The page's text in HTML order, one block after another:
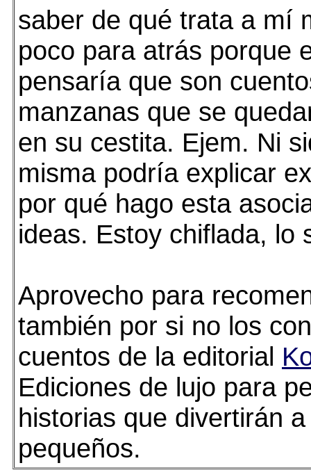
saber de qué trata a mí
poco para atrás porque
pensaría que son
manzanas que se
en su cestita. Ejem. Ni
misma podría explicar
por qué hago esta
ideas. Estoy chiflada, lo
Aprovecho para
también por si no los
cuentos de la editorial
Ediciones de lujo para
historias que divertirán
pequeños.